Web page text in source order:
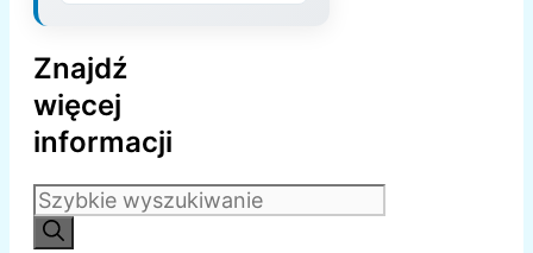
Znajdź
więcej
informacji
Szukaj: